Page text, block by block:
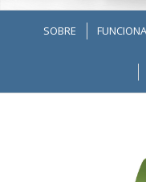
SOBRE